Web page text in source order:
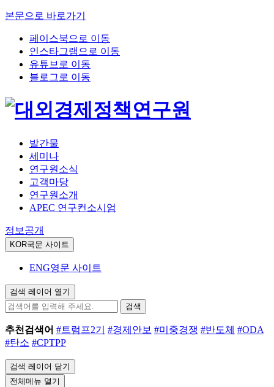
본문으로 바로가기
페이스북으로 이동
인스타그램으로 이동
유튜브로 이동
블로그로 이동
발간물
세미나
연구원소식
고객마당
연구원소개
APEC 연구컨소시엄
정보공개
KOR국문 사이트
ENG영문 사이트
검색 레이어 열기
검색
추천검색어 #트럼프2기 #경제안보 #미중경쟁 #반도체 #ODA
#탄소 #CPTPP
검색 레이어 닫기
전체메뉴 열기